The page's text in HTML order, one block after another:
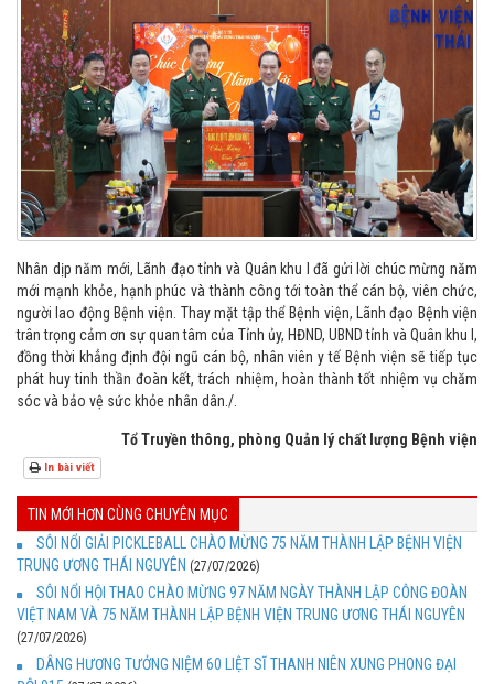
Nhân dịp năm mới, Lãnh đạo tỉnh và Quân khu I đã gửi lời chúc mừng năm
mới mạnh khỏe, hạnh phúc và thành công tới toàn thể cán bộ, viên chức,
người lao động Bệnh viện. Thay mặt tập thể Bệnh viện, Lãnh đạo Bệnh viện
trân trọng cảm ơn sự quan tâm của Tỉnh ủy, HĐND, UBND tỉnh và Quân khu I,
đồng thời khẳng định đội ngũ cán bộ, nhân viên y tế Bệnh viện sẽ tiếp tục
phát huy tinh thần đoàn kết, trách nhiệm, hoàn thành tốt nhiệm vụ chăm
sóc và bảo vệ sức khỏe nhân dân./.
Tổ Truyền thông, phòng Quản lý chất lượng Bệnh viện
In bài viết
TIN MỚI HƠN CÙNG CHUYÊN MỤC
SÔI NỔI GIẢI PICKLEBALL CHÀO MỪNG 75 NĂM THÀNH LẬP BỆNH VIỆN
TRUNG ƯƠNG THÁI NGUYÊN (27/07/2026)
SÔI NỔI HỘI THAO CHÀO MỪNG 97 NĂM NGÀY THÀNH LẬP CÔNG ĐOÀN
VIỆT NAM VÀ 75 NĂM THÀNH LẬP BỆNH VIỆN TRUNG ƯƠNG THÁI NGUYÊN
(27/07/2026)
DÂNG HƯƠNG TƯỞNG NIỆM 60 LIỆT SĨ THANH NIÊN XUNG PHONG ĐẠI